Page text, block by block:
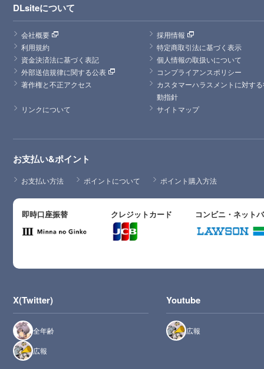
DLsiteについて
会社概要
採用情報
利用規約
特定商取引法に基づく表示
資金決済法に基づく表記
個人情報の取扱いについて
外部送信規律に関する公表
コンプライアンスポリシー
著作権と不正アクセス
カスタマーハラスメントに対す
動指針
リンクについて
サイトマップ
お支払い&ポイント
お支払い方法 ポイントについて ポイント購入方法
即時口座振替 クレジットカード コンビニ・ネット
X(Twitter)
全年齢
広報
Youtube
広報